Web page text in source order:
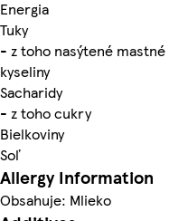
Energia
Tuky
- z toho nasýtené mastné
kyseliny
Sacharidy
- z toho cukry
Bielkoviny
Soľ
Allergy Information
Obsahuje: Mlieko